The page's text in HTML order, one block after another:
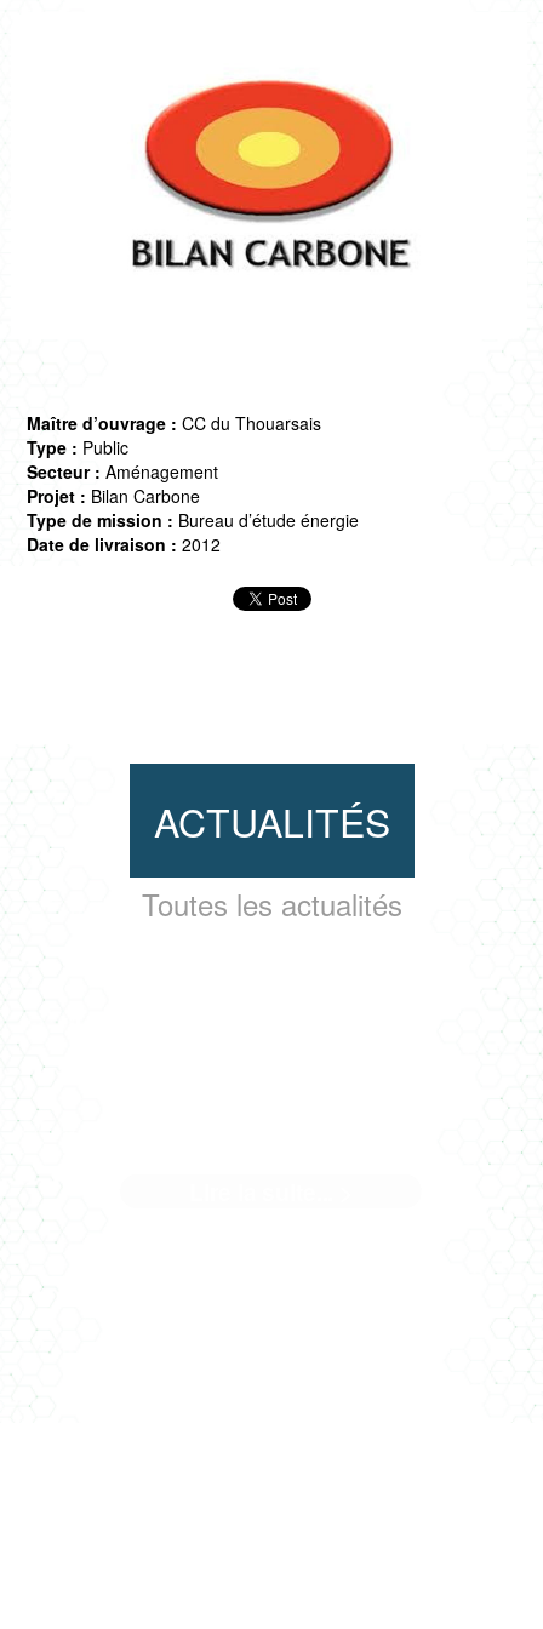
LOGEMENTS
ENR
NEUF
PROJETS CERTIFIÉS
RÉNOVATION
Maître d’ouvrage : CC du Thouarsais
Type : Public
Secteur : Aménagement
Projet : Bilan Carbone
Type de mission : Bureau d’étude énergie
Date de livraison : 2012
ACTUALITÉS
Toutes les actualités
"En parler c'est bien, l'appliquer c'est mieux" Chez Climat